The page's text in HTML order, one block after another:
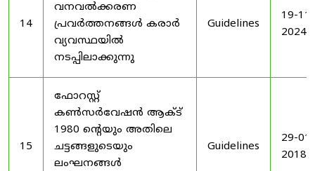
14
വനവൽക്കരണ
പ്രവർത്തനങ്ങൾ കരാർ
വ്യവസ്ഥയിൽ
നടപ്പിലാക്കുന്നു
Guidelines
19-11-
2024
15
ഫോറസ്റ്റ്
കൺസർവേഷൻ ആക്ട്
1980 ൻ്റെയും അതിലെ
ചട്ടങ്ങളുടെയും
ലംഘനങ്ങൾ
Guidelines
29-01-
2018